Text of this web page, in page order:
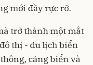
mới đầy rực rỡ.
trở thành một mắt
thị - du lịch biển
cảng biển và